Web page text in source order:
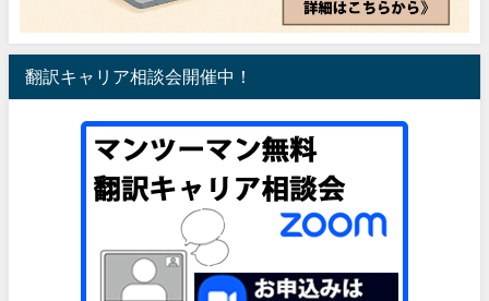
翻訳キャリア相談会開催中！